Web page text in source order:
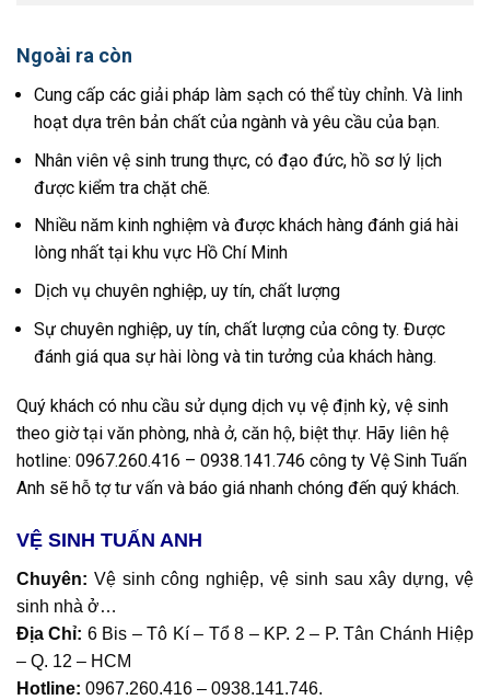
Ngoài ra còn
Cung cấp các giải pháp làm sạch có thể tùy chỉnh. Và linh
hoạt dựa trên bản chất của ngành và yêu cầu của bạn.
Nhân viên vệ sinh trung thực, có đạo đức, hồ sơ lý lịch
được kiểm tra chặt chẽ.
Nhiều năm kinh nghiệm và được khách hàng đánh giá hài
lòng nhất tại khu vực Hồ Chí Minh
Dịch vụ chuyên nghiệp, uy tín, chất lượng
Sự chuyên nghiệp, uy tín, chất lượng của công ty. Được
đánh giá qua sự hài lòng và tin tưởng của khách hàng.
Quý khách có nhu cầu sử dụng dịch vụ vệ định kỳ, vệ sinh
theo giờ tại văn phòng, nhà ở, căn hộ, biệt thự. Hãy liên hệ
hotline: 0967.260.416 – 0938.141.746 công ty Vệ Sinh Tuấn
Anh sẽ hỗ tợ tư vấn và báo giá nhanh chóng đến quý khách.
VỆ SINH TUẤN ANH
Chuyên: Vệ sinh công nghiệp, vệ sinh sau xây dựng, vệ
sinh nhà ở…
Địa Chỉ: 6 Bis – Tô Kí – Tổ 8 – KP. 2 – P. Tân Chánh Hiệp
– Q. 12 – HCM
Hotline: 0967.260.416 – 0938.141.746.